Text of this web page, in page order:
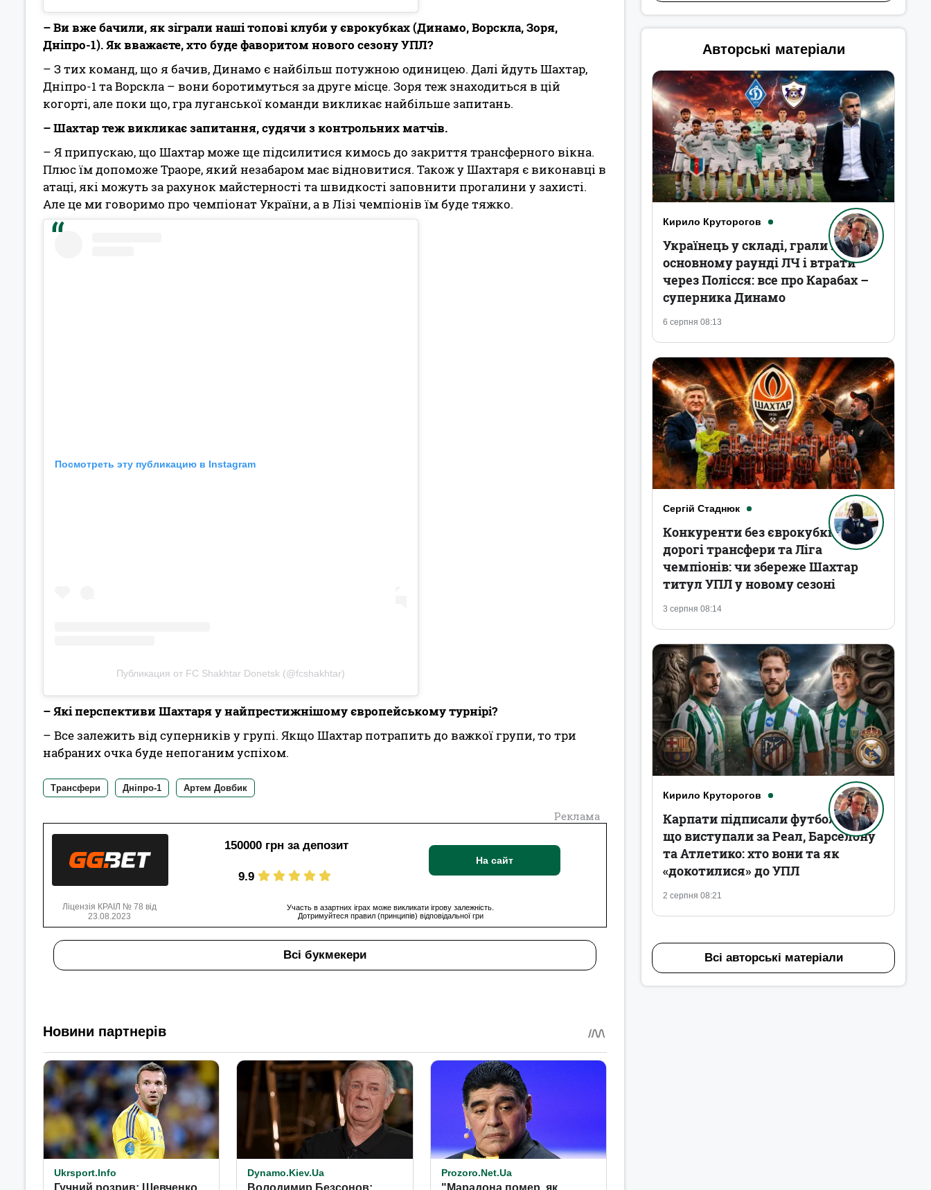
– Ви вже бачили, як зіграли наші топові клуби у єврокубках (Динамо, Ворскла, Зоря,
Дніпро-1). Як вважаєте, хто буде фаворитом нового сезону УПЛ?
– З тих команд, що я бачив, Динамо є найбільш потужною одиницею. Далі йдуть Шахтар,
Дніпро-1 та Ворскла – вони боротимуться за друге місце. Зоря теж знаходиться в цій
когорті, але поки що, гра луганської команди викликає найбільше запитань.
– Шахтар теж викликає запитання, судячи з контрольних матчів.
– Я припускаю, що Шахтар може ще підсилитися кимось до закриття трансферного вікна.
Плюс їм допоможе Траоре, який незабаром має відновитися. Також у Шахтаря є виконавці в
атаці, які можуть за рахунок майстерності та швидкості заповнити прогалини у захисті.
Але це ми говоримо про чемпіонат України, а в Лізі чемпіонів їм буде тяжко.
Посмотреть эту публикацию в Instagram
Публикация от FC Shakhtar Donetsk (@fcshakhtar)
– Які перспективи Шахтаря у найпрестижнішому європейському турнірі?
– Все залежить від суперників у групі. Якщо Шахтар потрапить до важкої групи, то три
набраних очка буде непоганим успіхом.
Трансфери Дніпро-1 Артем Довбик
Реклама
150000 грн за депозит
9.9
На сайт
Ліцензія КРАІЛ № 78 від
23.08.2023
Участь в азартних іграх може викликати ігрову залежність.
Дотримуйтеся правил (принципів) відповідальної гри
Всі букмекери
Авторські матеріали
Кирило Круторогов
6 серпня 08:13
Українець у складі, грали в
основному раунді ЛЧ і втрати
через Полісся: все про Карабах –
суперника Динамо
Сергій Стаднюк
3 серпня 08:14
Конкуренти без єврокубків,
дорогі трансфери та Ліга
чемпіонів: чи збереже Шахтар
титул УПЛ у новому сезоні
Кирило Круторогов
2 серпня 08:21
Карпати підписали футболістів,
що виступали за Реал, Барселону
та Атлетико: хто вони та як
«докотилися» до УПЛ
Всі авторські матеріали